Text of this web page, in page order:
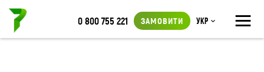
≡
0 800 755 221 ЗАМОВИТИ Укр